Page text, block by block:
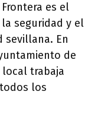
es el
seguridad y el
sevillana. En
de
trabaja
los